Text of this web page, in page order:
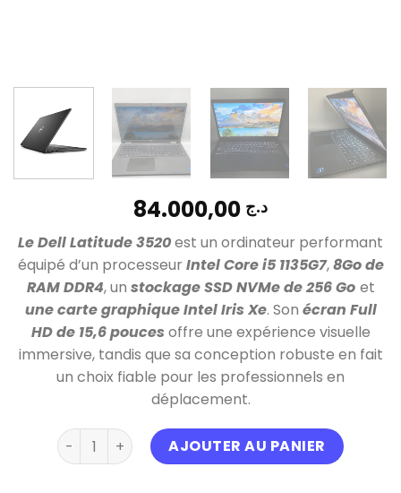
د.ج
Le Dell Latitude 3520est un ordinateur performant
équipé d’un processeur Intel Core i5 1135G7,8Go de
RAM DDR4, un stockage SSD NVMe de 256 Go et
une carte graphique Intel Iris Xe. Son écran Full
HD de 15,6 pouces offre une expérience visuelle
immersive, tandis que sa conception robuste en fait
un choix fiable pour les professionnels en
déplacement.
quantité de DELL Latitude 3520 i5 11eme
AJOUTER AU PANIER